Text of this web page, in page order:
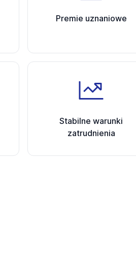
Premie uznaniowe
Stabilne warunki
zatrudnienia